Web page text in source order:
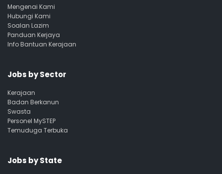
Mengenai Kami
Hubungi Kami
Soalan Lazim
Panduan Kerjaya
Info Bantuan Kerajaan
Jobs by Sector
Kerajaan
Badan Berkanun
Swasta
Personel MySTEP
Temuduga Terbuka
Jobs by State